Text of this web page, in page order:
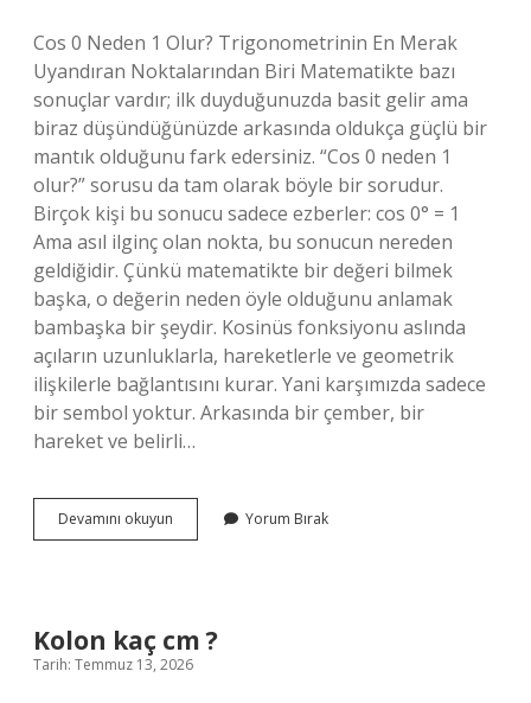
Cos 0 Neden 1 Olur? Trigonometrinin En Merak
Uyandıran Noktalarından Biri Matematikte bazı
sonuçlar vardır; ilk duyduğunuzda basit gelir ama
biraz düşündüğünüzde arkasında oldukça güçlü bir
mantık olduğunu fark edersiniz. “Cos 0 neden 1
olur?” sorusu da tam olarak böyle bir sorudur.
Birçok kişi bu sonucu sadece ezberler: cos 0° = 1
Ama asıl ilginç olan nokta, bu sonucun nereden
geldiğidir. Çünkü matematikte bir değeri bilmek
başka, o değerin neden öyle olduğunu anlamak
bambaşka bir şeydir. Kosinüs fonksiyonu aslında
açıların uzunluklarla, hareketlerle ve geometrik
ilişkilerle bağlantısını kurar. Yani karşımızda sadece
bir sembol yoktur. Arkasında bir çember, bir
hareket ve belirli…
Devamını okuyun
neye
Yorum Bırak
Kolon kaç cm ?
Tarih: Temmuz 13, 2026